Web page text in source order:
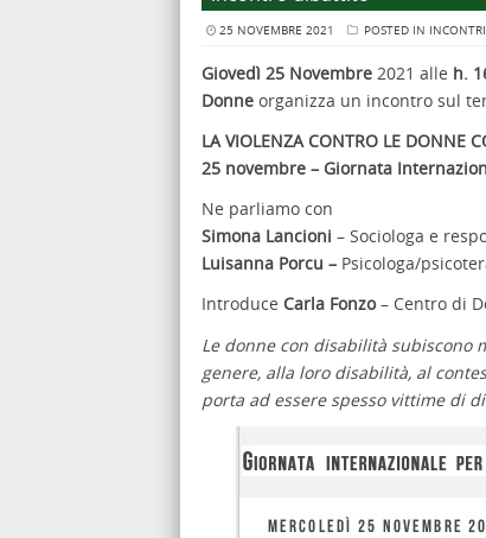
25 NOVEMBRE 2021 POSTED IN
Giovedì 25 Novembre 2021 alle h.
Donne organizza un incontro sul
LA VIOLENZA CONTRO LE DONNE
25 novembre – Giornata
Ne parliamo con
Simona Lancioni – Sociologa e
Luisanna Porcu – Psicologa/
Introduce Carla Fonzo– Centro di
Le donne con disabilità subiscono
genere, alla loro disabilità, al
porta ad essere spesso vittime di